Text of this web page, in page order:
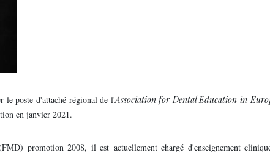
le poste d'attaché régional de l'Association for Dental Education in
en janvier 2021.
promotion 2008, il est actuellement chargé d'enseignement